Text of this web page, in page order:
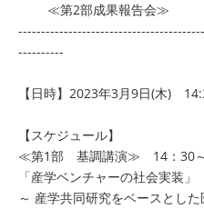
≪第2部成果報告会≫
----------
【日時】2023年3月9日(木)
【スケジュール】
≪第1部 基調講演≫ 14：30
「産学ベンチャーの社会実装」
～ 産学共同研究をベースとし